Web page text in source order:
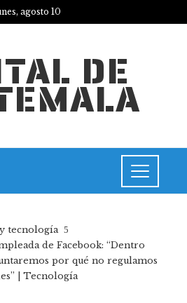
agosto 10
DE
tecnología
de Facebook: “Dentro
por qué no regulamos
| Tecnología